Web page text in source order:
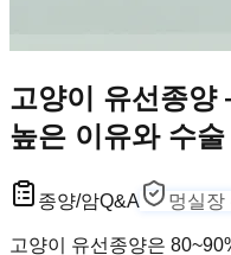
고양이 유선종
높은 이유와 수술
종양/암Q&A 멍실장
고양이 유선종양은